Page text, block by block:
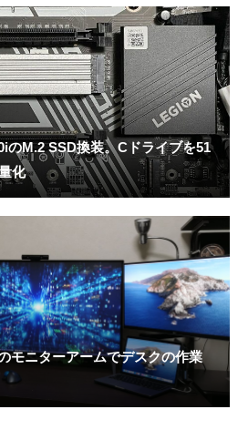
M.2 SSD換装。Cドライブを51
化
モニターアームでデスクの作業